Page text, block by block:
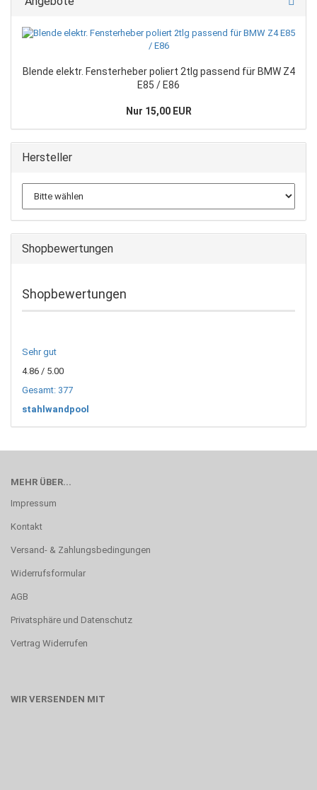
Blende elektr. Fensterheber poliert 2tlg passend für BMW Z4
E85 / E86
Nur 15,00 EUR
Hersteller
Shopbewertungen
Shopbewertungen
Sehr gut
4.86 / 5.00
Gesamt: 377
stahlwandpool
MEHR ÜBER...
Impressum
Kontakt
Versand- & Zahlungsbedingungen
Widerrufsformular
AGB
Privatsphäre und Datenschutz
Vertrag Widerrufen
WIR VERSENDEN MIT